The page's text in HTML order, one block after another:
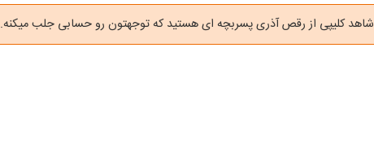
شاهد کلیپی از رقص آذری پسربچه ای هستید که توجهتون رو حسابی جلب میکنه.